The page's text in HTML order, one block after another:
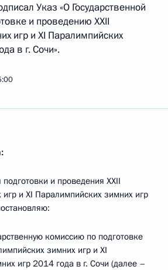
Указ «О Государственной
и проведению XXII
игр и XI Паралимпийских
в г. Сочи».
и проведения XXII
и XI Паралимпийских зимних игр
комиссию по подготовке
зимних игр и XI
игр 2014 года в г. Сочи (далее –